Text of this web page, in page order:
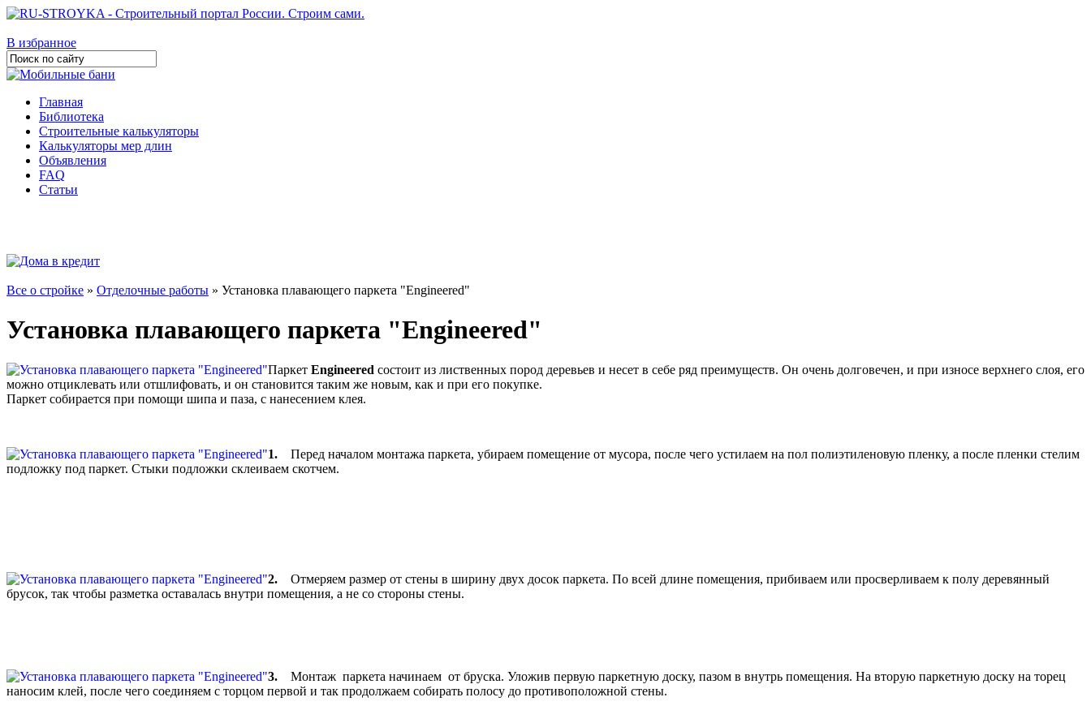
В избранное
Главная
Библиотека
Строительные калькуляторы
Калькуляторы мер длин
Объявления
FAQ
Статьи
Все о стройке » Отделочные работы » Установка плавающего паркета "Engineered"
Установка плавающего паркета "Engineered"
Паркет Engineered состоит из лиственных пород деревьев и несет в себе ряд преимуществ. Он очень долговечен, и при износе верхнего слоя, его
можно отциклевать или отшлифовать, и он становится таким же новым, как и при его покупке.
Паркет собирается при помощи шипа и паза, с нанесением клея.
1. Перед началом монтажа паркета, убираем помещение от мусора, после чего устилаем на пол полиэтиленовую пленку, а после пленки стелим
подложку под паркет. Стыки подложки склеиваем скотчем.
2. Отмеряем размер от стены в ширину двух досок паркета. По всей длине помещения, прибиваем или просверливаем к полу деревянный
брусок, так чтобы разметка оставалась внутри помещения, а не со стороны стены.
3.
Монтаж паркета начинаем от бруска. Уложив первую паркетную доску, пазом в внутрь помещения. На вторую паркетную доску на торец
наносим клей, после чего соединяем с торцом первой и так продолжаем собирать полосу до противоположной стены.